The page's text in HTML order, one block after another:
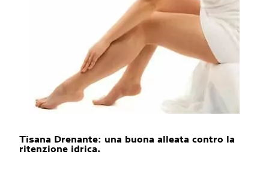
Tisana Drenante: una buona alleata contro la
ritenzione idrica.